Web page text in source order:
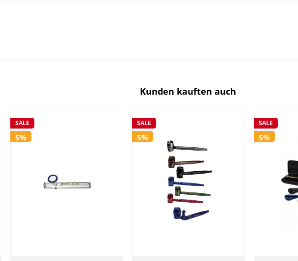
Kunden kauften auch
SALE
5%
SALE
5%
SALE
5%